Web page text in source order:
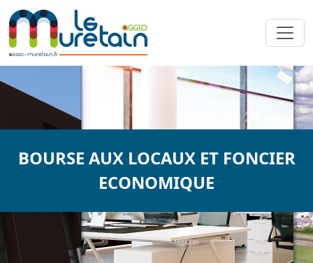
BOURSE AUX LOCAUX ET FONCIER
ECONOMIQUE